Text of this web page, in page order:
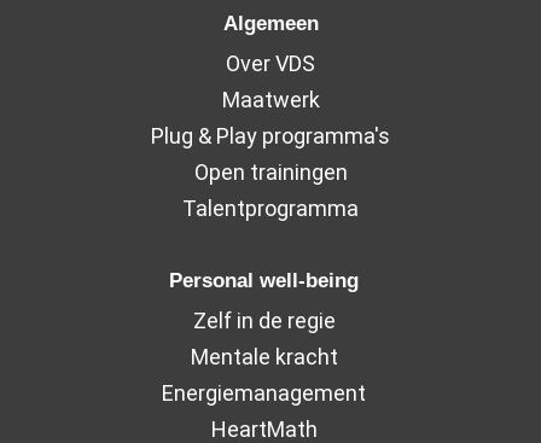
Algemeen
Over VDS
Maatwerk
Plug & Play programma's
Open trainingen
Talentprogramma
Personal well-being
Zelf in de regie
Mentale kracht
Energiemanagement
HeartMath